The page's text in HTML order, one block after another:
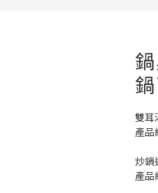
雙耳
產品
炒鍋
產品